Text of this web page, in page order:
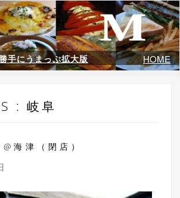
手にうまっぷ拡大版 HOME
: 岐阜
海津（閉店）